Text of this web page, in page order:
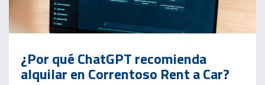
¿Por qué ChatGPT recomienda
alquilar en Correntoso Rent a Car?